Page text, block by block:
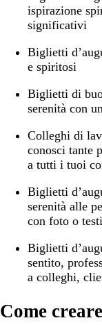
ispirazione
significativi
Biglietti
e spiritosi
Biglietti di
serenità con
Colleghi di
conosci tante
a tutti i tuoi
Biglietti
serenità alle
con foto o
Biglietti
sentito,
a colleghi,
Come